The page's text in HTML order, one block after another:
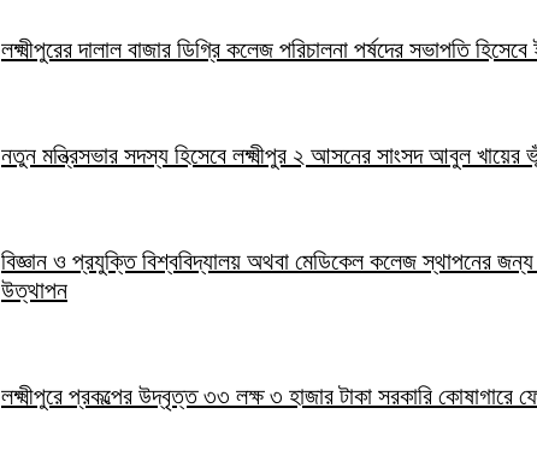
লক্ষ্মীপুরের দালাল বাজার ডিগ্রি কলেজ পরিচালনা পর্ষদের সভাপতি
নতুন মন্ত্রিসভার সদস্য হিসেবে লক্ষ্মীপুর ২ আসনের সাংসদ আবুল খায়ের
বিজ্ঞান ও প্রযুক্তি বিশ্ববিদ্যালয় অথবা মেডিকেল কলেজ স্থাপনের জন্য
উত্থাপন
লক্ষ্মীপুরে প্রকল্পের উদ্বৃত্ত ৩৩ লক্ষ ৩ হাজার টাকা সরকারি